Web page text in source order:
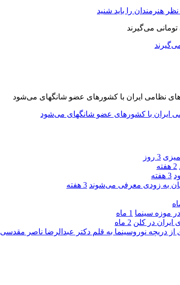
هنرمندان را باید شنید
3 روز
2 هفته
3 هفته
به زودی معرفی می‌شوند 3 هفته
موزه سینما 1 ماه
ایران در کلن 2 ماه
دریچه نوروسینما به قلم دکتر عبدالرضا ناصر مقدسی